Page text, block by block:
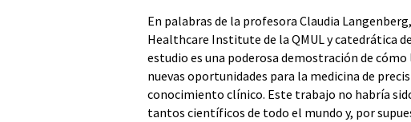
En palabras de la profesora Claudia
Healthcare Institute de la QMUL y catedrática
estudio es una poderosa demostración de
nuevas oportunidades para la medicina de
conocimiento clínico. Este trabajo no habría
tantos científicos de todo el mundo y, por